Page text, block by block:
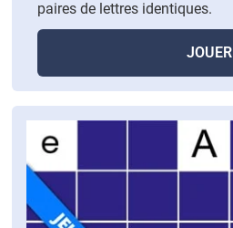
paires de lettres identiques.
JOUER